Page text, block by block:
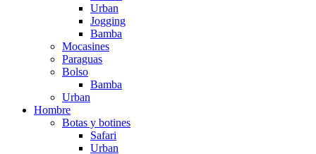
Urban
Jogging
Bamba
Mocasines
Paraguas
Bolso
Bamba
Urban
Hombre
Botas y botines
Safari
Urban